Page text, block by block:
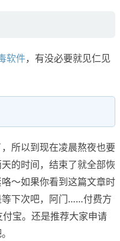
软件，有没必要就见仁见
所以到现在凌晨熬夜也要
的时间，结束了就全部恢
～如果你看到这篇文章时
下次吧，阿门……付费方
宝。还是推荐大家申请